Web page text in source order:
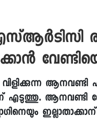
ആനവണ്ടി
എടുത്തു. ആനവണ്ടി